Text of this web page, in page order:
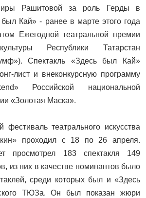
Рашитовой за роль Герды в
был Кай» - ранее в марте этого года
Ежегодной театральной премии
Республики Татарстан
Спектакль «Здесь был Кай»
лист и внеконкурсную программу
Российской национальной
«Золотая Маска».
фестиваль театрального искусства
проходил с 18 по 26 апреля.
просмотрел 183 спектакля 149
из них в качестве номинантов было
среди которых был и «Здесь
ТЮЗа. Он был показан жюри